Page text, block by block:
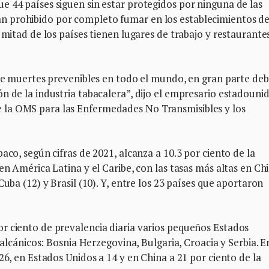
44 países siguen sin estar protegidos por ninguna de las
prohibido por completo fumar en los establecimientos
de los países tienen lugares de trabajo y
muertes prevenibles en todo el mundo, en gran parte
de la industria tabacalera”, dijo el empresario
OMS para las Enfermedades No Transmisibles y los
según cifras de 2021, alcanza a 10.3 por ciento de la
América Latina y el Caribe, con las tasas más altas en
(12) y Brasil (10). Y, entre los 23 países que aportaron
ciento de prevalencia diaria varios pequeños Estados
Bosnia Herzegovina, Bulgaria, Croacia y Serbia.
en Estados Unidos a 14 y en China a 21 por ciento de la